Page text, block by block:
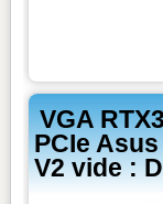
VGA
PCIe
V2 vide :